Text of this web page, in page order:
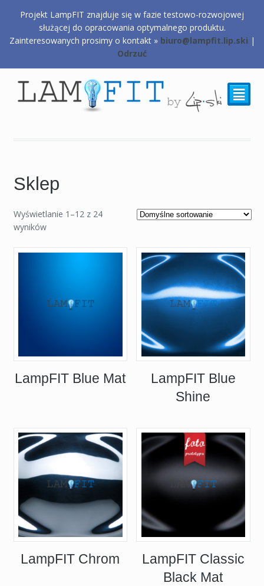
0,00 zł
²
Sklep
Wyświetlanie 1–12 z 24
wyników
LampFIT Blue Mat
LampFIT Blue
Shine
LampFIT Chrom
LampFIT Classic
Black Mat
Projekt LampFIT znajduje się w fazie testowo-rozwojowej
służącej do opracowania optymalnego produktu.
Zainteresowanych prosimy o kontakt » biuro@lampfit.lip.ski |
Odrzuć